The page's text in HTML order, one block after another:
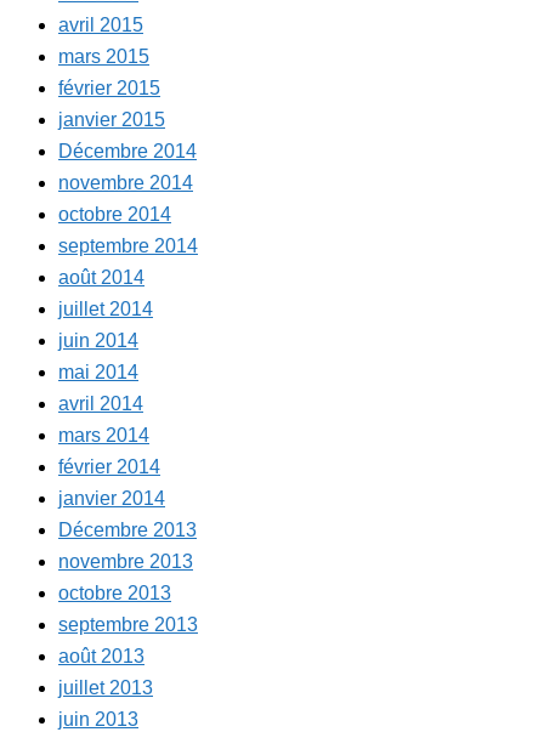
avril 2015
mars 2015
février 2015
janvier 2015
Décembre 2014
novembre 2014
octobre 2014
septembre 2014
août 2014
juillet 2014
juin 2014
mai 2014
avril 2014
mars 2014
février 2014
janvier 2014
Décembre 2013
novembre 2013
octobre 2013
septembre 2013
août 2013
juillet 2013
juin 2013